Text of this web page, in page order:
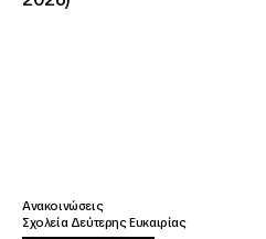
Ανακοινώσεις
Σχολεία Δεύτερης Ευκαιρίας